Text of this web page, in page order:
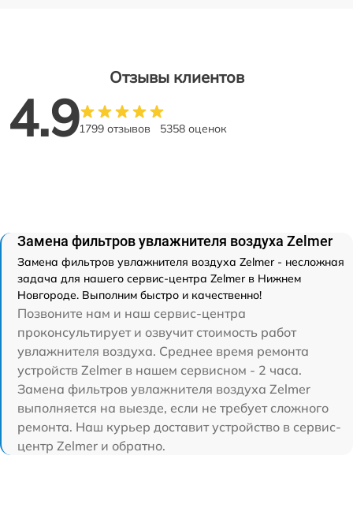
Отзывы клиентов
4.91799 отзывов 5358 оценок
Замена фильтров увлажнителя воздуха Zelmer
Замена фильтров увлажнителя воздуха Zelmer - несложная
задача для нашего сервис-центра Zelmer в Нижнем
Новгороде. Выполним быстро и качественно!
Позвоните нам и наш сервис-центра
проконсультирует и озвучит стоимость работ
увлажнителя воздуха. Среднее время ремонта
устройств Zelmer в нашем сервисном - 2 часа.
Замена фильтров увлажнителя воздуха Zelmer
выполняется на выезде, если не требует сложного
ремонта. Наш курьер доставит устройство в сервис-
центр Zelmer и обратно.